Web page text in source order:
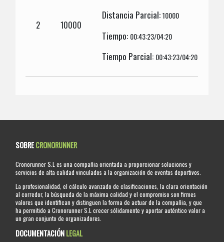
2 10000
Distancia Parcial:10000
Tiempo: 00:43:23/04:20
Tiempo Parcial: 00:43:23/04:20
SOBRECRONORUNNER
Cronorunner S.L es una compañia orientada a proporcionar soluciones y
servicios de alta calidad vinculados a la organización de eventos deportivos.
La profesionalidad, el cálculo avanzado de clasificaciones, la clara orientación
al corredor, la búsqueda de la máxima calidad y el compromiso son firmes
valores que identifican y distinguen la forma de actuar de la compañia, y que
ha permitido a Cronorunner S.L crecer sólidamente y aportar auténtico valor a
un gran conjunto de organizadores.
DOCUMENTACIÓNLEGAL